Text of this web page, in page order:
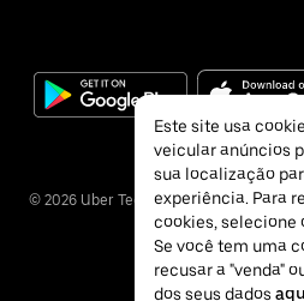
© 2026 Uber Technologies Inc.
Este site usa
veicular anúncios
sua localização
experiência. Para
cookies, selecione
Se você tem uma
recusar a "venda"
dos seus dados